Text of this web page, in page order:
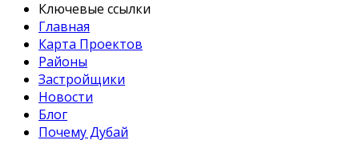
Ключевые ссылки
Главная
Карта Проектов
Районы
Застройщики
Новости
Блог
Почему Дубай